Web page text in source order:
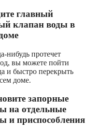
главный
клапан воды в
нибудь протечет
вы можете пойти
и быстро перекрыть
доме.
запорные
на отдельные
и приспособления